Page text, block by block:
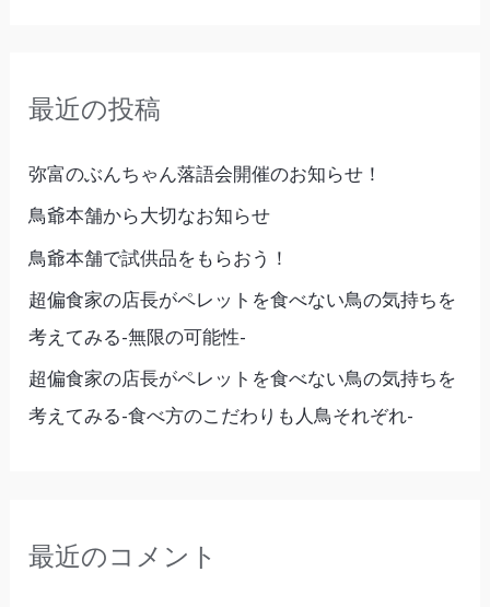
:最近の投稿
弥富のぶんちゃん落語会開催のお知らせ！
鳥爺本舗から大切なお知らせ
鳥爺本舗で試供品をもらおう！
超偏食家の店長がペレットを食べない鳥の気持ちを
考えてみる-無限の可能性-
超偏食家の店長がペレットを食べない鳥の気持ちを
考えてみる-食べ方のこだわりも人鳥それぞれ-
最近のコメント